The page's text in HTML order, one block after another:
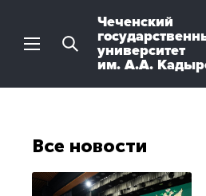
Чеченский
университет
им. А.А.
Все новости